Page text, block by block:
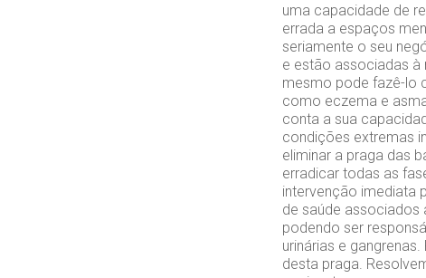
uma capacidade de
errada a espaços
seriamente o seu
e estão associadas
mesmo pode fazê-lo
como eczema e
conta a sua
condições extremas
eliminar a praga das
erradicar todas as
intervenção imediata
de saúde associados
podendo ser
urinárias e
desta praga.